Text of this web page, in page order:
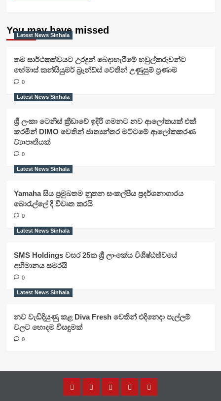
You may have missed
Latest News Sinhala
තම සාර්ථකත්වයට උරදුන් බෙදාහැරීමේ හවුල්කරුවන්ට
හේමාස් කන්සියුමර් බ්‍රෑන්ඩ්ස් වෙතින් උණුසුම් ප්‍රණාම
0
Latest News Sinhala
ශ්‍රී ලංකා ටෙනිස් ක්‍රීඩාවේ ඉදිරි ගමනට නව ආලෝකයක් එක්
කරමින් DIMO වෙතින් ජාත්‍යන්තර මට්ටමේ ආලෝකකරණ
ව්‍යාපෘතියක්
0
Latest News Sinhala
Yamaha සිය ප්‍රමුඛතම නූතන සංකල්පීය ප්‍රදර්ශනාගාරය
බොරැල්ලේ දී විවෘත කරයි
0
Latest News Sinhala
SMS Holdings වසර 25ක ශ්‍රී ලාංකේය විශිෂ්ඨත්වයේ
අභිමානය සමරයි
0
Latest News Sinhala
නව වැඩිදියුණු කළ Diva Fresh වෙතින් එදිනෙදා පැල්ලම්
වලට හොදම විසඳුමක්
0
HomeLatestLatestLatestAbout